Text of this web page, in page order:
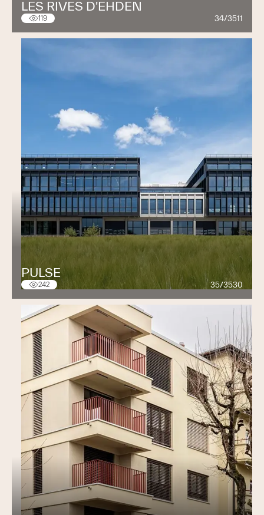
LES RIVES D'EHDEN
119 34/3511
PULSE
242 35/3530